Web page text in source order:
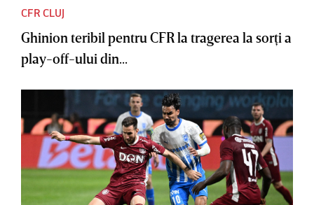
CFR CLUJ
Ghinion teribil pentru CFR la tragerea la sorţi a
play-off-ului din...